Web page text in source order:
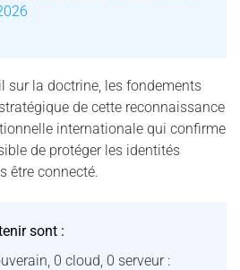
sur la doctrine, les fondements
de cette reconnaissance
internationale qui confirme
de protéger les identités
être connecté.
sont :
0 cloud, 0 serveur :